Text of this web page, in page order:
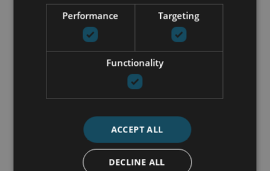
refugios enclavados entre campos de golf
y el mar. Tanto si le atrae el estilo de vida
como el potencial de inversión a largo
plazo, Estepona se ha consolidado como
uno de los destinos más atractivos para
adquirir propiedades en el sur de España.
VISTAS PANORÁMICAS EN
ESTEPONA
La costa de Estepona está salpicada de
lujosas villas frente al mar y parcelas
Performance Targeting
Functionality
ACCEPT ALL
DECLINE ALL